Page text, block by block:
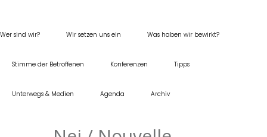
Wer sind wir? Wir setzen uns ein Was haben wir bewirkt?
Stimme der Betroffenen Konferenzen Tipps
Unterwegs & Medien Agenda Archiv